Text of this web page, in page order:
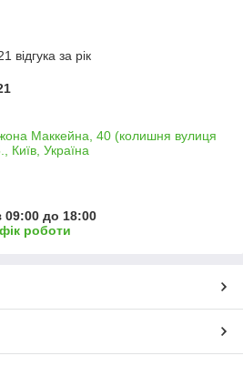
відгука за рік
Маккейна, 40 (колишня вулиця
Київ, Україна
09:00 до 18:00
роботи